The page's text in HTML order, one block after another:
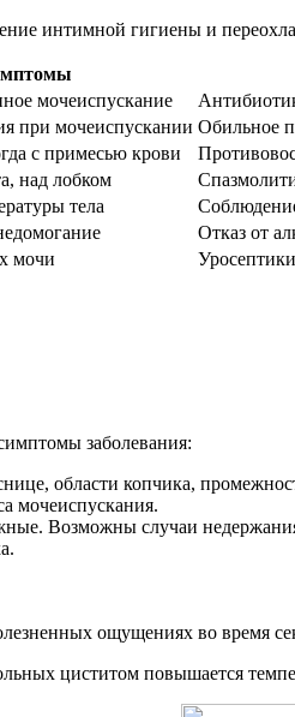
интимной гигиены и
мочеиспускание
при мочеиспускании Обильное
с примесью крови
над лобком
тела
Отказ от
мочи
заболевания:
области копчика,
мочеиспускания.
Возможны случаи
ощущениях во время